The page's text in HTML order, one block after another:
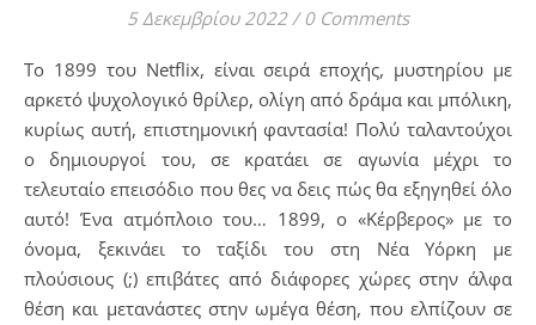
5 Δεκεμβρίου 2022 / 0 Comments
Το 1899 του Netflix, είναι σειρά εποχής, μυστηρίου με
αρκετό ψυχολογικό θρίλερ, ολίγη από δράμα και μπόλικη,
κυρίως αυτή, επιστημονική φαντασία! Πολύ ταλαντούχοι
ο δημιουργοί του, σε κρατάει σε αγωνία μέχρι το
τελευταίο επεισόδιο που θες να δεις πώς θα εξηγηθεί όλο
αυτό! Ένα ατμόπλοιο του… 1899, ο «Κέρβερος» με το
όνομα, ξεκινάει το ταξίδι του στη Νέα Υόρκη με
πλούσιους (;) επιβάτες από διάφορες χώρες στην άλφα
θέση και μετανάστες στην ωμέγα θέση, που ελπίζουν σε